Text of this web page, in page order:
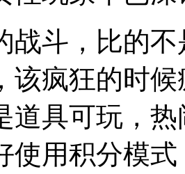
战斗，比的
该疯狂的时
道具可玩，
使用积分模